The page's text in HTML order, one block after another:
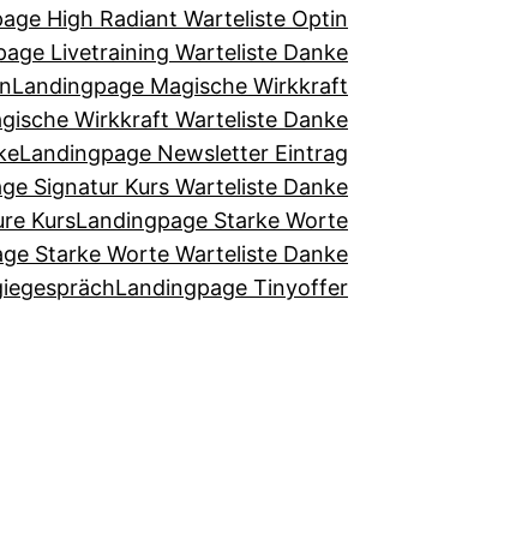
High Radiant Warteliste Optin
Livetraining Warteliste Danke
Landingpage Magische Wirkkraft
Wirkkraft Warteliste Danke
Landingpage Newsletter Eintrag
Signatur Kurs Warteliste Danke
KursLandingpage Starke Worte
Starke Worte Warteliste Danke
Landingpage Tinyoffer